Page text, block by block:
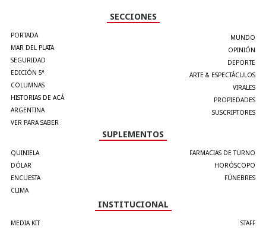
SECCIONES
PORTADA
MAR DEL PLATA
SEGURIDAD
EDICIÓN 5°
COLUMNAS
HISTORIAS DE ACÁ
ARGENTINA
VER PARA SABER
MUNDO
OPINIÓN
DEPORTE
ARTE & ESPECTÁCULOS
VIRALES
PROPIEDADES
SUSCRIPTORES
SUPLEMENTOS
QUINIELA
DÓLAR
ENCUESTA
CLIMA
FARMACIAS DE TURNO
HORÓSCOPO
FÚNEBRES
INSTITUCIONAL
MEDIA KIT STAFF